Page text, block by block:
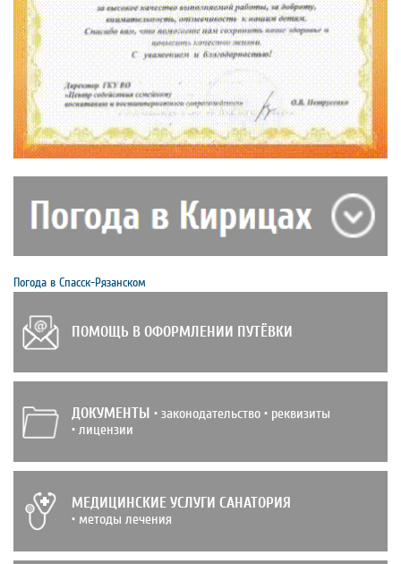
Погода в Спасск-Рязанском
ПОМОЩЬ В ОФОРМЛЕНИИ ПУТЁВКИ
ДОКУМЕНТЫ • законодательство • реквизиты
• лицензии
МЕДИЦИНСКИЕ УСЛУГИ САНАТОРИЯ
• методы лечения